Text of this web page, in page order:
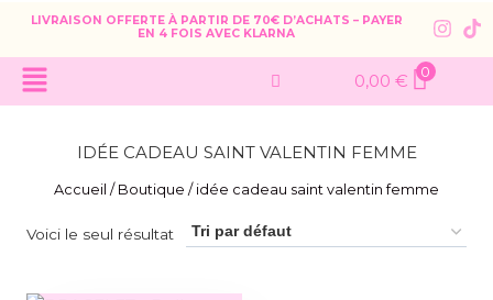
LIVRAISON OFFERTE À PARTIR DE 70€ D’ACHATS – PAYER
EN 4 FOIS AVEC KLARNA
0,00 € 0
IDÉE CADEAU SAINT VALENTIN FEMME
Accueil / Boutique / idée cadeau saint valentin femme
Voici le seul résultat